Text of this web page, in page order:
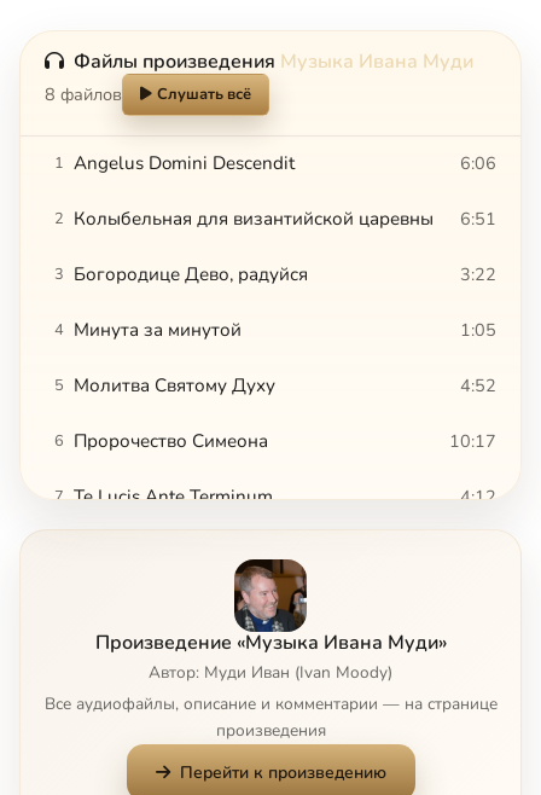
Файлы произведения Музыка Ивана Муди
8 файлов Слушать всё
1 Angelus Domini Descendit 6:06
2 Колыбельная для византийской царевны 6:51
3 Богородице Дево, радуйся 3:22
4 Минута за минутой 1:05
5 Молитва Святому Духу 4:52
6 Пророчество Симеона 10:17
7 Te Lucis Ante Terminum 4:12
Произведение «Музыка Ивана Муди»
Автор: Муди Иван (Ivan Moody)
Все аудиофайлы, описание и комментарии — на странице
произведения
Перейти к произведению